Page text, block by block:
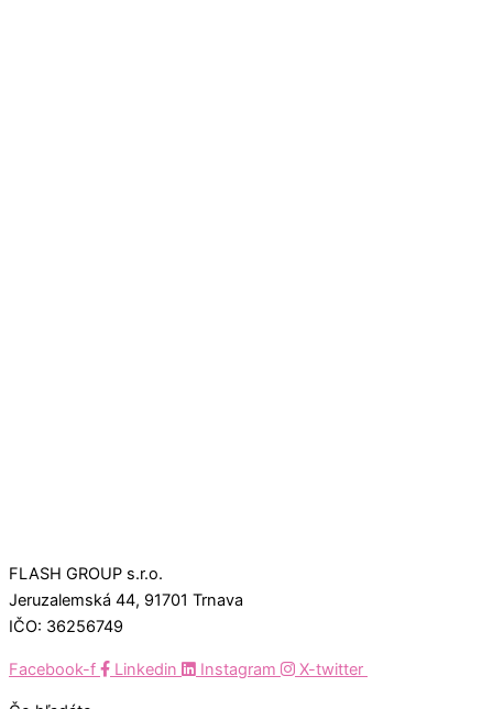
FLASH GROUP s.r.o.
Jeruzalemská 44, 91701 Trnava
IČO: 36256749
Facebook-f Linkedin Instagram X-twitter